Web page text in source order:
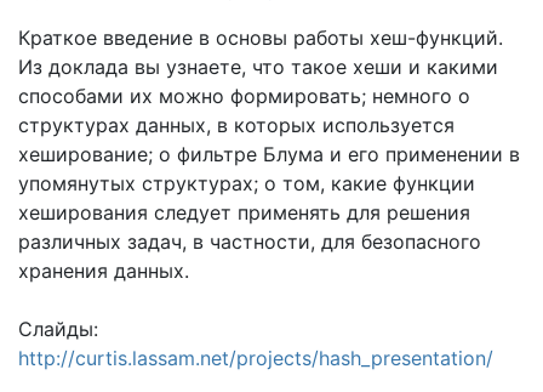
Краткое введение в основы работы хеш-функций.
Из доклада вы узнаете, что такое хеши и какими
способами их можно формировать; немного о
структурах данных, в которых используется
хеширование; о фильтре Блума и его применении в
упомянутых структурах; о том, какие функции
хеширования следует применять для решения
различных задач, в частности, для безопасного
хранения данных.
Слайды:
http://curtis.lassam.net/projects/hash_presentation/